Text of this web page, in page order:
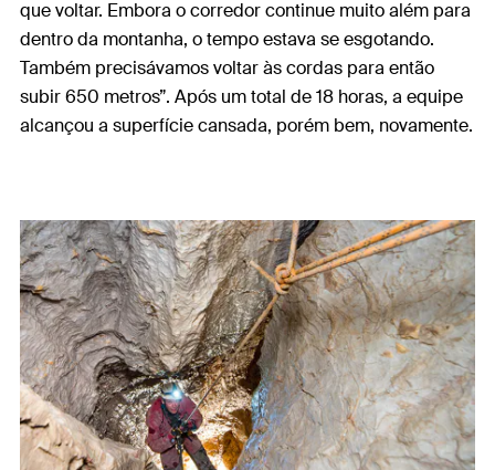
que voltar. Embora o corredor continue muito além para
dentro da montanha, o tempo estava se esgotando.
Também precisávamos voltar às cordas para então
subir 650 metros”. Após um total de 18 horas, a equipe
alcançou a superfície cansada, porém bem, novamente.